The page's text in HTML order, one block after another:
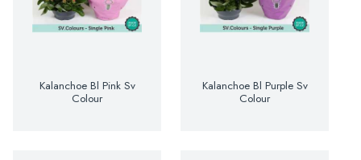
Kalanchoe Bl Pink Sv
Colour
Kalanchoe Bl Purple Sv
Colour